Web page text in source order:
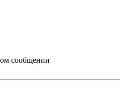
сообщении